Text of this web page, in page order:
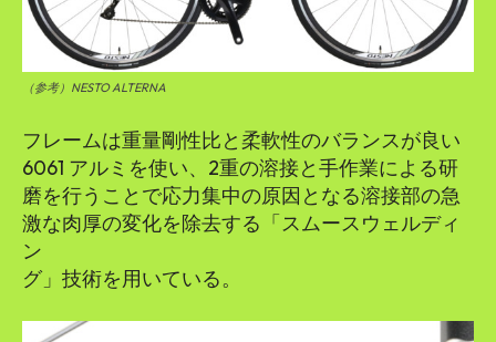
（参考）NESTO ALTERNA
フレームは重量剛性比と柔軟性のバランスが良い
6061 アルミを使い、2重の溶接と手作業による研
磨を行うことで応力集中の原因となる溶接部の急
激な肉厚の変化を除去する「スムースウェルディ
ン
グ」技術を用いている。